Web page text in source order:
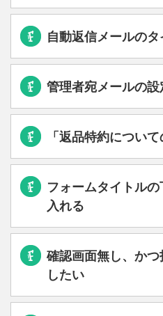
自動返信メールの
管理者宛メールの設
「返品特約につい
フォームタイトル
入れる
確認画面無し、か
したい